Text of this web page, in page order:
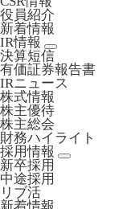
役員紹介
新着情報
IR情報
決算短信
有価証券報告書
IRニュース
株式情報
株主優待
株主総会
財務ハイライト
採用情報
新卒採用
中途採用
リブ活